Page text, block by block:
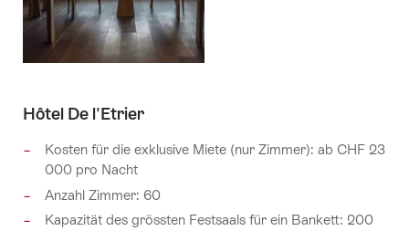
Hôtel De l'Etrier
Kosten für die exklusive Miete (nur Zimmer): ab CHF 23
000 pro Nacht
Anzahl Zimmer: 60
Kapazität des grössten Festsaals für ein Bankett: 200